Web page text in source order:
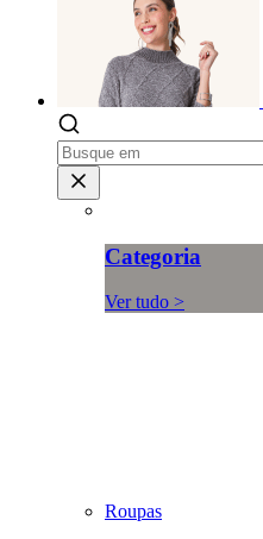
Categoria
Ver tudo >
Roupas